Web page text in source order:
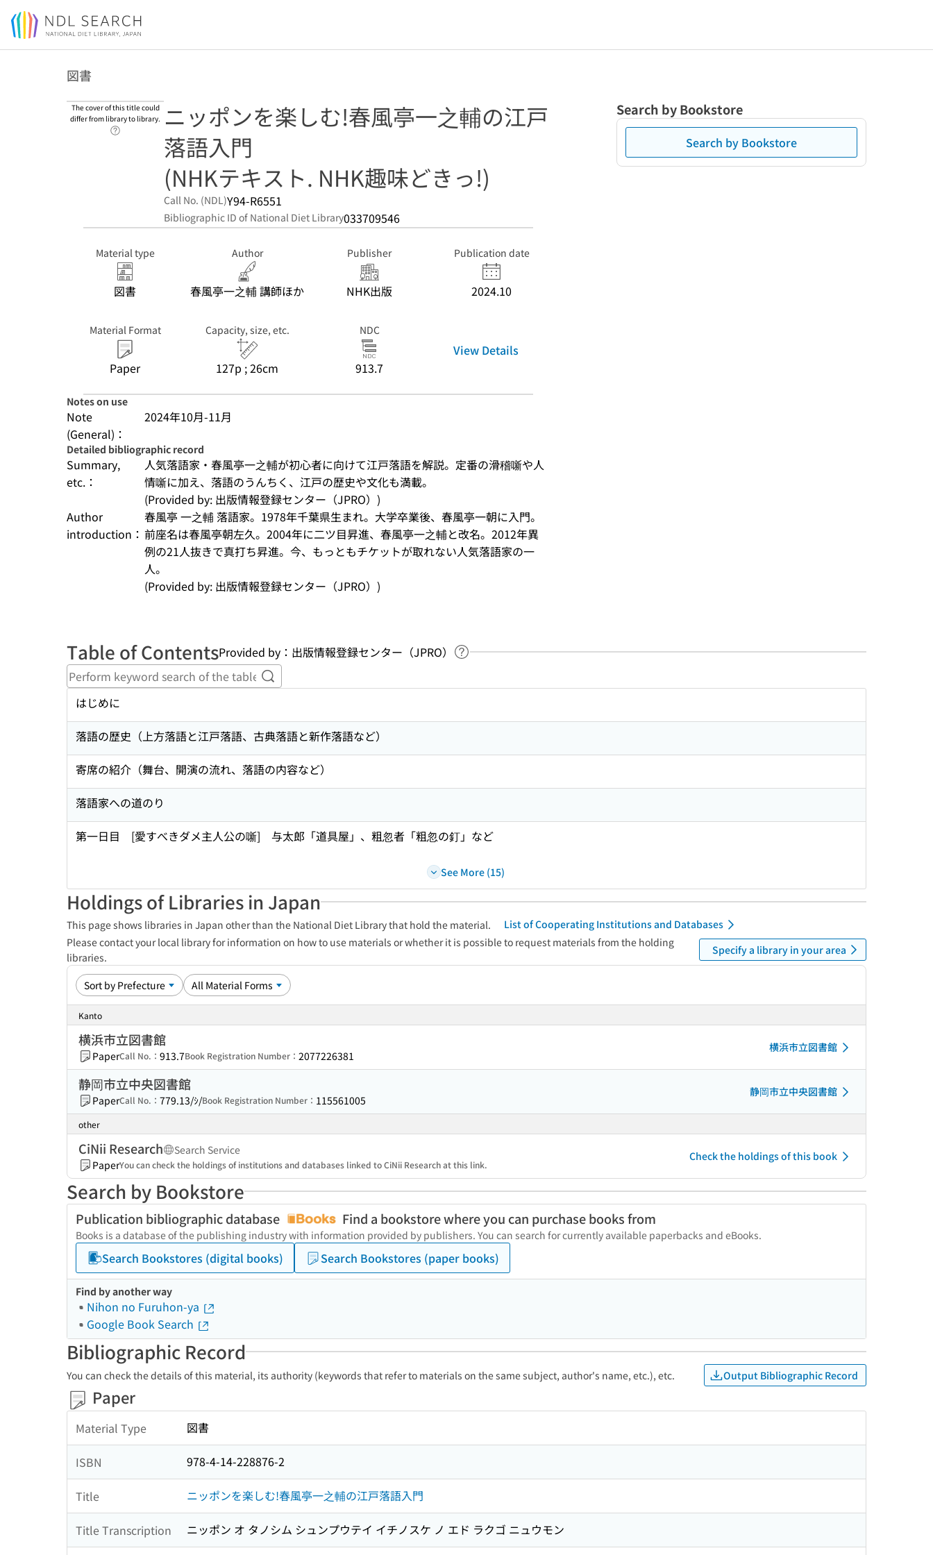
Jump to main content
図書
The cover of this title could
differ from library to library.
Link to Help Page
ニッポンを楽しむ!春風亭一之輔の江戸
落語入門
(NHKテキスト. NHK趣味どきっ!)
Call No. (NDL)Y94-R6551
Bibliographic ID of National Diet Library033709546
Material type
図書
Author
春風亭一之輔 講師ほか
Publisher
NHK出版
Publication date
2024.10
Material Format
Paper
Capacity, size, etc.
127p ; 26cm
NDC
913.7
View Details
Notes on use
Note
(General)：
2024年10月-11月
Detailed bibliographic record
Summary,
etc.：
人気落語家・春風亭一之輔が初心者に向けて江戸落語を解説。定番の滑稽噺や人
情噺に加え、落語のうんちく、江戸の歴史や文化も満載。
(Provided by: 出版情報登録センター（JPRO）)
Author
introduction：
春風亭 一之輔 落語家。1978年千葉県生まれ。大学卒業後、春風亭一朝に入門。
前座名は春風亭朝左久。2004年に二ツ目昇進、春風亭一之輔と改名。2012年異
例の21人抜きで真打ち昇進。今、もっともチケットが取れない人気落語家の一
人。
(Provided by: 出版情報登録センター（JPRO）)
Search by Bookstore
Search by Bookstore
Table of ContentsProvided by：出版情報登録センター（JPRO）
Link to Help Page
Perform keyword search of the table of contents
はじめに
落語の歴史（上方落語と江戸落語、古典落語と新作落語など）
寄席の紹介（舞台、開演の流れ、落語の内容など）
落語家への道のり
第一日目 [愛すべきダメ主人公の噺] 与太郎「道具屋」、粗忽者「粗忽の釘」など
See More (15)
Holdings of Libraries in Japan
This page shows libraries in Japan other than the National Diet Library that hold the material.
List of Cooperating Institutions and Databases
Please contact your local library for information on how to use materials or whether it is possible to request materials from the holding
libraries.
Specify a library in your area
Kanto
横浜市立図書館
PaperCall No.： 913.7Book Registration Number： 2077226381
横浜市立図書館
静岡市立中央図書館
PaperCall No.： 779.13/ｼ/Book Registration Number： 115561005
静岡市立中央図書館
other
CiNii Research
Search Service
PaperYou can check the holdings of institutions and databases linked to CiNii Research at this link.
Check the holdings of this book
Search by Bookstore
Publication bibliographic database Find a bookstore where you can purchase books from
Books is a database of the publishing industry with information provided by publishers. You can search for currently available paperbacks and eBooks.
Search Bookstores (digital books) Search Bookstores (paper books)
Find by another way
Nihon no Furuhon-ya
Google Book Search
Bibliographic Record
You can check the details of this material, its authority (keywords that refer to materials on the same subject, author's name, etc.), etc. Output Bibliographic Record
Paper
Material Type 図書
ISBN 978-4-14-228876-2
Title ニッポンを楽しむ!春風亭一之輔の江戸落語入門
Title Transcription ニッポン オ タノシム シュンプウテイ イチノスケ ノ エド ラクゴ ニュウモン